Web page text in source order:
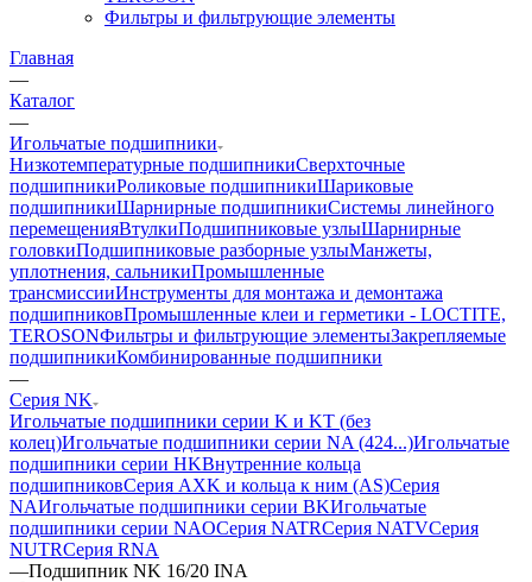
Фильтры и фильтрующие элементы
Главная
—
Каталог
—
Игольчатые подшипники
Низкотемпературные подшипникиСверхточные
подшипникиРоликовые подшипникиШариковые
подшипникиШарнирные подшипникиСистемы линейного
перемещенияВтулкиПодшипниковые узлыШарнирные
головкиПодшипниковые разборные узлыМанжеты,
уплотнения, сальникиПромышленные
трансмиссииИнструменты для монтажа и демонтажа
подшипниковПромышленные клеи и герметики - LOCTITE,
TEROSONФильтры и фильтрующие элементыЗакрепляемые
подшипникиКомбинированные подшипники
—
Серия NK
Игольчатые подшипники серии K и KT (без
колец)Игольчатые подшипники серии NA (424...)Игольчатые
подшипники серии HKВнутренние кольца
подшипниковСерия AXK и кольца к ним (AS)Серия
NAИгольчатые подшипники серии BKИгольчатые
подшипники серии NAOСерия NATRСерия NATVСерия
NUTRСерия RNA
—Подшипник NK 16/20 INA